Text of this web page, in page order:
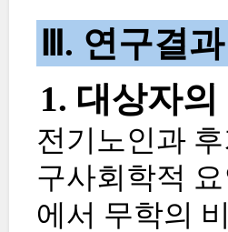
Ⅲ. 연구결과
1. 대상자
전기노인과
구사회학적
에서 무학의